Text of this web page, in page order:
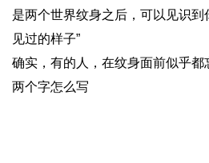
是两个世界纹身之后，可以见识到
见过的样子”
确实，有的人，在纹身面前似乎都
两个字怎么写